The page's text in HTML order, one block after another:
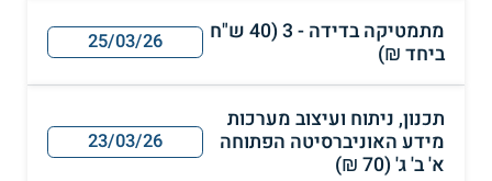
מתמטיקה בדידה - 3 (40 ש"ח
ביחד ₪)
25/03/26
תכנון, ניתוח ועיצוב מערכות
מידע האוניברסיטה הפתוחה
א' ב' ג' (70 ₪)
23/03/26